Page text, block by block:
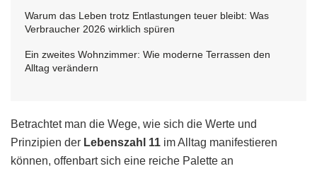
Warum das Leben trotz Entlastungen teuer bleibt: Was
Verbraucher 2026 wirklich spüren
Ein zweites Wohnzimmer: Wie moderne Terrassen den
Alltag verändern
Betrachtet man die Wege, wie sich die Werte und
Prinzipien der Lebenszahl 11 im Alltag manifestieren
können, offenbart sich eine reiche Palette an